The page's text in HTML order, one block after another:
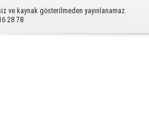
ve kaynak gösterilmeden yayınlanamaz.
28 78